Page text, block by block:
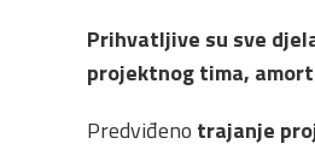
Prihvatljive su sve
projektnog tima,
Predviđeno trajanje